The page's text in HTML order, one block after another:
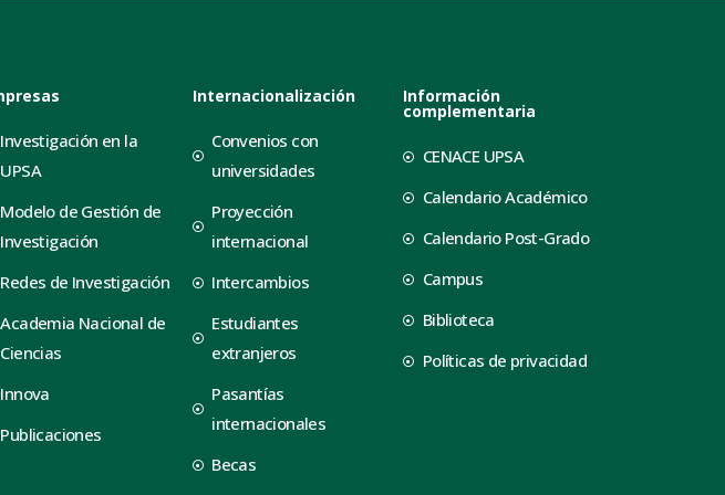
Investigación en la
UPSA
Modelo de Gestión de
Investigación
Redes de Investigación
Academia Nacional de
Ciencias
Innova
Publicaciones
Internacionalización
Convenios con
universidades
Proyección
internacional
Intercambios
Estudiantes
extranjeros
Pasantías
internacionales
Becas
Información
complementaria
CENACE UPSA
Calendario Académico
Calendario Post-Grado
Campus
Biblioteca
Políticas de privacidad